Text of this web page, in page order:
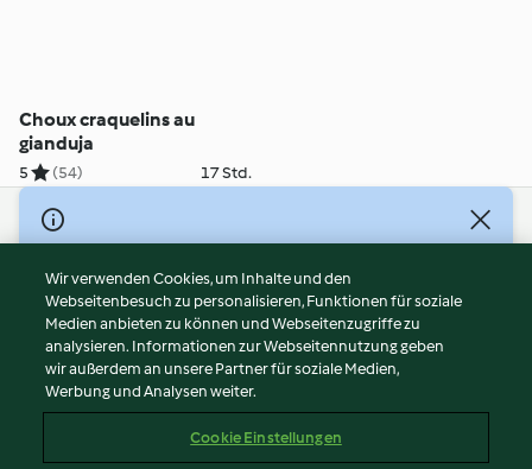
Choux craquelins au
gianduja
5 (54) 17 Std.
© Copyright 2026
Nutzungsbedingungen
Datenschutzrichtlinien
Disclaimer
Impressum
Cookies
Abo kündigen
Wir verwenden Cookies, um Inhalte und den
Webseitenbesuch zu personalisieren, Funktionen für soziale
Medien anbieten zu können und Webseitenzugriffe zu
analysieren. Informationen zur Webseitennutzung geben
wir außerdem an unsere Partner für soziale Medien,
Werbung und Analysen weiter.
Cookie Einstellungen